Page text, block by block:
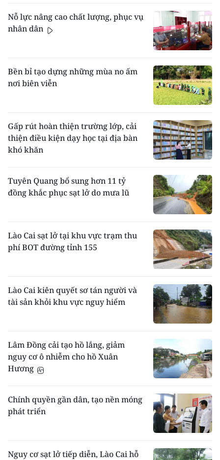
Nỗ lực nâng cao chất lượng, phục vụ
nhân dân
Bền bỉ tạo dựng những mùa no ấm
nơi biên viễn
Gấp rút hoàn thiện trường lớp, cải
thiện điều kiện dạy học tại địa bàn
khó khăn
Tuyên Quang bổ sung hơn 11 tỷ
đồng khắc phục sạt lở do mưa lũ
Lào Cai sạt lở tại khu vực trạm thu
phí BOT đường tỉnh 155
Lào Cai kiên quyết sơ tán người và
tài sản khỏi khu vực nguy hiểm
Lâm Đồng cải tạo hồ lắng, giảm
nguy cơ ô nhiễm cho hồ Xuân
Hương
Chính quyền gần dân, tạo nền móng
phát triển
Nguy cơ sạt lở tiếp diễn, Lào Cai hỗ